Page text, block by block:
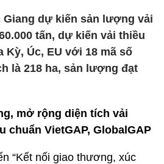
Giang dự kiến sản lượng vải
tấn, dự kiến vải thiều
Kỳ, Úc, EU với 18 mã số
là 218 ha, sản lượng đạt
mở rộng diện tích vải
chuẩn VietGAP, GlobalGAP
“Kết nối giao thương, xúc